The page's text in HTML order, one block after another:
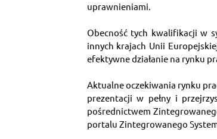
uprawnieniami.
Obecność tych kwalifikacji w
innych krajach Unii
efektywne działanie na rynku
Aktualne oczekiwania rynku
prezentacji w pełny i
pośrednictwem
portalu Zintegrowanego